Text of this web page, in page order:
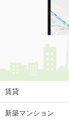
賃貸
新築マンション